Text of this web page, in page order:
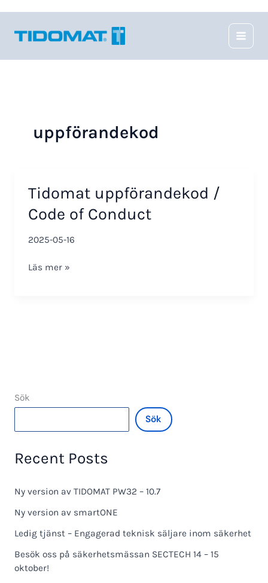
innehåll
uppförandekod
Tidomat uppförandekod /
Code of Conduct
2025-05-16
Tidomat
Läs mer »
Sök
Sök
Recent Posts
Ny version av TIDOMAT PW32 – 10.7
Ny version av smartONE
Ledig tjänst – Engagerad teknisk säljare inom säkerhet
Besök oss på säkerhetsmässan SECTECH 14 – 15
oktober!